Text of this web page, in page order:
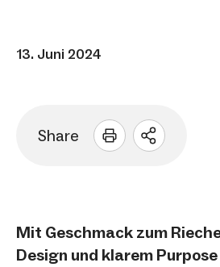
13. Juni 2024
Share
Sharing
Mit Geschmack zum
Design und klarem